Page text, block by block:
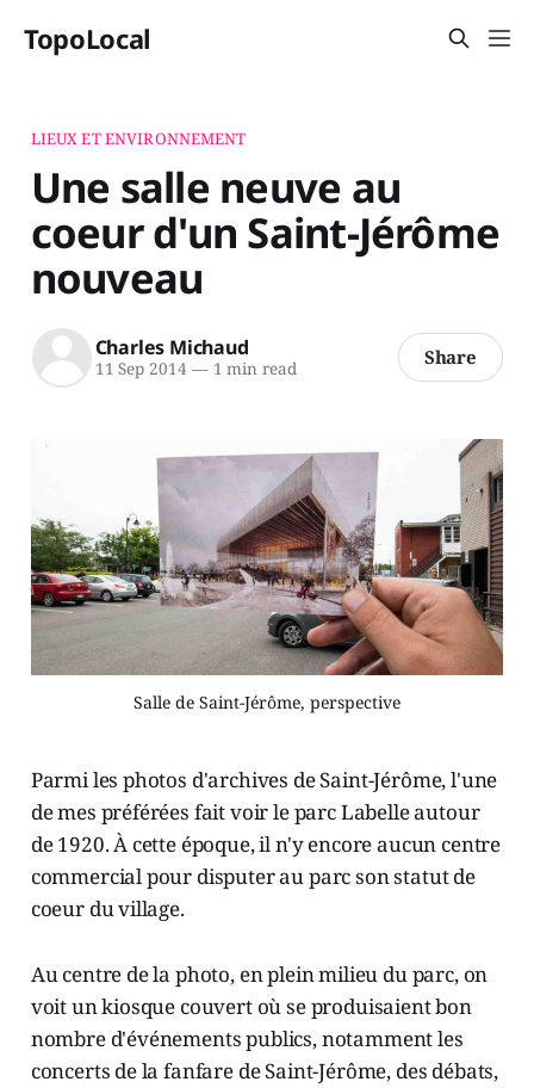
TopoLocal
LIEUX ET ENVIRONNEMENT
Une salle neuve au
coeur d'un Saint-Jérôme
nouveau
Charles Michaud
11 Sep 2014 —1 min read Share
Salle de Saint-Jérôme, perspective
Parmi les photos d'archives de Saint-Jérôme, l'une
de mes préférées fait voir le parc Labelle autour
de 1920. À cette époque, il n'y encore aucun centre
commercial pour disputer au parc son statut de
coeur du village.
Au centre de la photo, en plein milieu du parc, on
voit un kiosque couvert où se produisaient bon
nombre d'événements publics, notamment les
concerts de la fanfare de Saint-Jérôme, des débats,